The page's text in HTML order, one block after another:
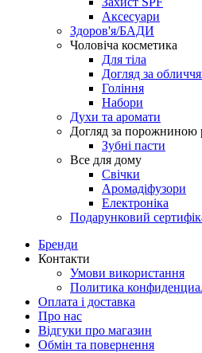
Аксесуари
Здоров'я/БАДИ
Чоловіча косметика
Для тіла
Догляд за
Гоління
Набори
Духи та аромати
Догляд за порожниною
Зубні пасти
Все для дому
Свічки
Аромадіфузори
Електроніка
Подарунковий
Бренди
Контакти
Умови використання
Политика
Оплата і доставка
Про нас
Відгуки про магазин
Обмін та повернення